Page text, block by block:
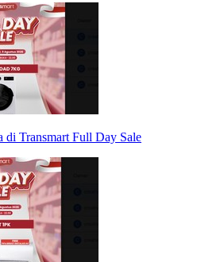
Transmart Full Day Sale